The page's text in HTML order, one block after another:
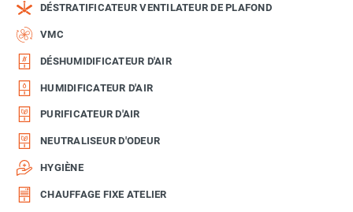
DÉSTRATIFICATEUR VENTILATEUR DE PLAFOND
VMC
DÉSHUMIDIFICATEUR D'AIR
HUMIDIFICATEUR D'AIR
PURIFICATEUR D'AIR
NEUTRALISEUR D'ODEUR
HYGIÈNE
CHAUFFAGE FIXE ATELIER